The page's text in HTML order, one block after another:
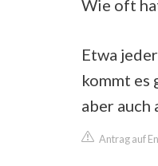
Wie oft
Etwa
kommt es
aber auch
Antrag auf